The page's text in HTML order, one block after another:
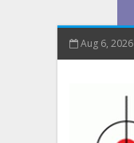
Aug 6, 2026